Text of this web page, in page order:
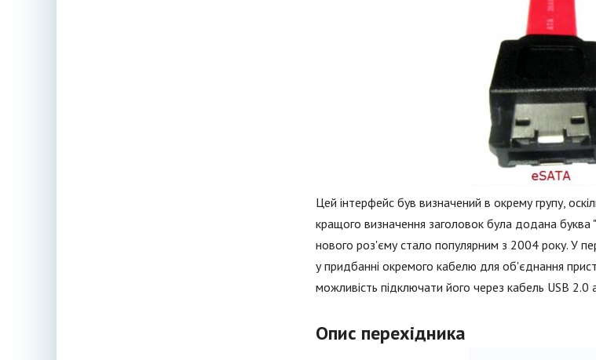
Цей інтерфейс був визначений в окрему групу,
кращого визначення заголовок була додана
нового роз'єму стало популярним з 2004 року. У
у придбанні окремого кабелю для об'єднання
можливість підключати його через кабель USB
Опис перехідника